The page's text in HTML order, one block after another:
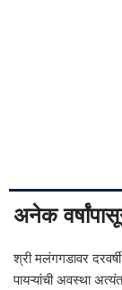
अनेक
श्री मलंगगडावर
पायऱ्यांची अवस्था